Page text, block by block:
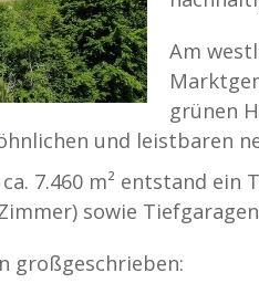
Am
grünen
und leistbaren
7.460 m² entstand
sowie
großgeschrieben: